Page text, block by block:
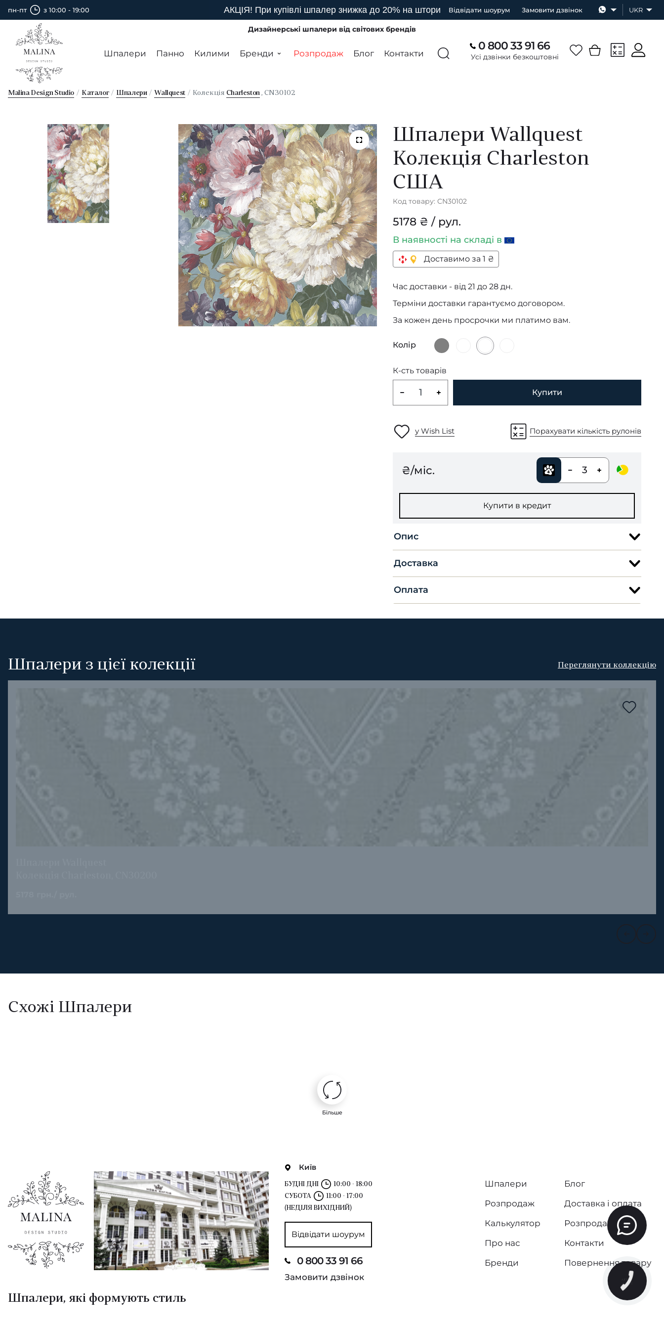
пн-пт з 10:00 - 19:00 АКЦІЯ! При купівлі шпалер знижка до 20% на штори Відвідати шоурум Замовити дзвінок UKR
Дизайнерські шпалери від світових брендів
Шпалери Панно Килими Бренди Розпродаж Блог Контакти
0 800 33 91 66
Усі дзвінки безкоштовні
Malina Design Studio Каталог Шпалери Wallquest Колекція Charleston, CN30102
Шпалери Wallquest
Колекція Charleston
США
Код товару: CN30102
5178 ₴ / рул.
В наявності на складі в
Доставимо за 1 ₴
Час доставки - від 21 до 28 дн.
Терміни доставки гарантуємо договором.
За кожен день просрочки ми платимо вам.
Колір
К-сть товарів
Купити
у Wish List Порахувати кількість рулонів
₴/міс. 3
Купити в кредит
Опис
Доставка
Оплата
Шпалери з цієї колекції Переглянути коллекцію
Схожі Шпалери
Більше
Київ
БУДНІ ДНІ
10:00 - 18:00
СУБОТА
11:00 - 17:00
(НЕДІЛЯ ВИХІДНИЙ)
Відвідати шоурум
0 800 33 91 66
Замовити дзвінок
Шпалери
Розпродаж
Калькулятор
Про нас
Бренди
Блог
Доставка і оплата
Розпродаж
Контакти
Повернення товару
Шпалери, які формують стиль